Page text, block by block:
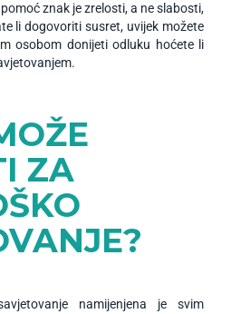
znak je zrelosti, a ne slabosti,
li dogovoriti susret, uvijek možete
osobom donijeti odluku hoćete li
ZA
namijenjena je svim